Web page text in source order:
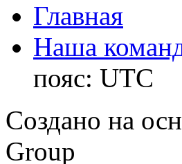
Главная
Наша
пояс: UTC
Создано на
Group